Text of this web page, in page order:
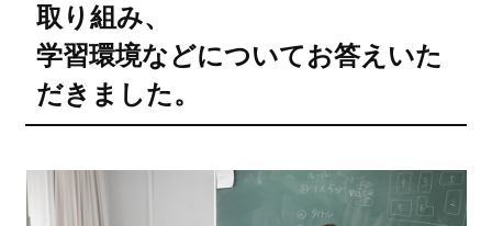
取り組み、
学習環境などについてお答えいた
だきました。